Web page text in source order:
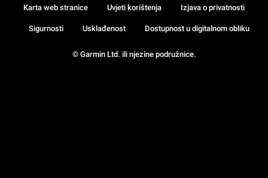
© Garmin Ltd. ili njezine podružnice.
Karta web stranice Uvjeti korištenja Izjava o privatnosti
Sigurnosti Usklađenost Dostupnost u digitalnom obliku